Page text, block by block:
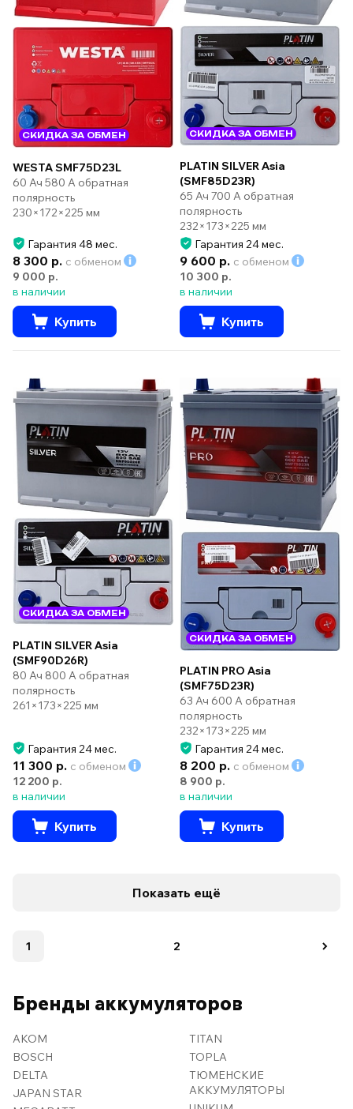
СКИДКА ЗА ОБМЕН
WESTA SMF75D23L
60 Ач 580 А обратная
полярность
230×172×225 мм
Гарантия 48 мес.
8 300 р. с обменом
9 000 р.
в наличии
Купить
СКИДКА ЗА ОБМЕН
PLATIN SILVER Asia
(SMF85D23R)
65 Ач 700 А обратная
полярность
232×173×225 мм
Гарантия 24 мес.
9 600 р. с обменом
10 300 р.
в наличии
Купить
СКИДКА ЗА ОБМЕН
PLATIN SILVER Asia
(SMF90D26R)
80 Ач 800 А обратная
полярность
261×173×225 мм
Гарантия 24 мес.
11 300 р. с обменом
12 200 р.
в наличии
Купить
СКИДКА ЗА ОБМЕН
PLATIN PRO Asia
(SMF75D23R)
63 Ач 600 А обратная
полярность
232×173×225 мм
Гарантия 24 мес.
8 200 р. с обменом
8 900 р.
в наличии
Купить
Показать ещё
1 2
Бренды аккумуляторов
AKOM
BOSCH
DELTA
JAPAN STAR
TITAN
TOPLA
ТЮМЕНСКИЕ
АККУМУЛЯТОРЫ